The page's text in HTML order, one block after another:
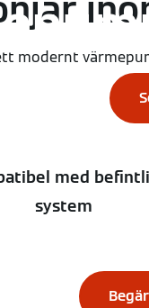
modernt
med
system